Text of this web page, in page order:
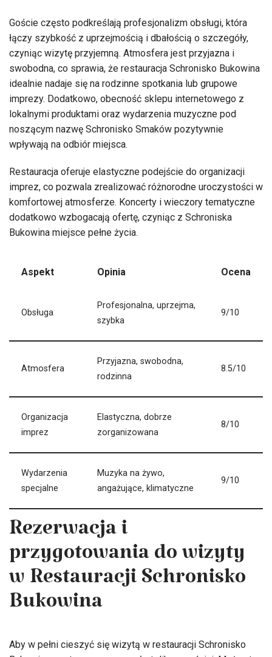
Goście często podkreślają profesjonalizm obsługi, która
łączy szybkość z uprzejmością i dbałością o szczegóły,
czyniąc wizytę przyjemną. Atmosfera jest przyjazna i
swobodna, co sprawia, że restauracja Schronisko Bukowina
idealnie nadaje się na rodzinne spotkania lub grupowe
imprezy. Dodatkowo, obecność sklepu internetowego z
lokalnymi produktami oraz wydarzenia muzyczne pod
noszącym nazwę Schronisko Smaków pozytywnie
wpływają na odbiór miejsca.
Restauracja oferuje elastyczne podejście do organizacji
imprez, co pozwala zrealizować różnorodne uroczystości w
komfortowej atmosferze. Koncerty i wieczory tematyczne
dodatkowo wzbogacają ofertę, czyniąc z Schroniska
Bukowina miejsce pełne życia.
Aspekt Opinia Ocena
Obsługa
Profesjonalna, uprzejma,
szybka
9/10
Atmosfera
Przyjazna, swobodna,
rodzinna
8.5/10
Organizacja
imprez
Elastyczna, dobrze
zorganizowana
8/10
Wydarzenia
specjalne
Muzyka na żywo,
angażujące, klimatyczne
9/10
Rezerwacja i
przygotowania do wizyty
w Restauracji Schronisko
Bukowina
Aby w pełni cieszyć się wizytą w restauracji Schronisko